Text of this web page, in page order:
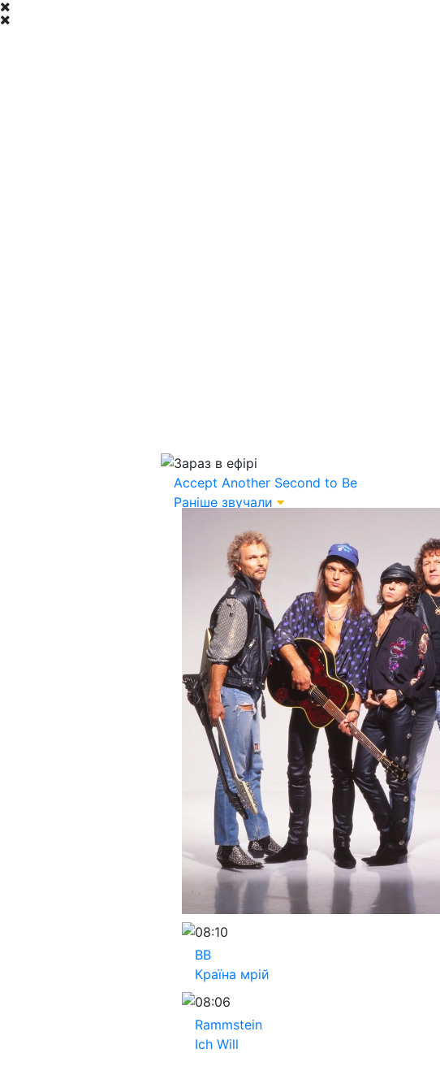
Зараз в ефірі
Accept Another Second to Be
Раніше звучали
08:10
ВВ
Країна мрій
08:06
Rammstein
Ich Will